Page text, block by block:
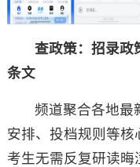
查政策：招录政
条文
频道聚合各地最
安排、投档规则等核
考生无需反复研读晦